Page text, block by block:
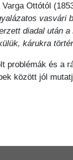
Ottótól
vasvári
diadal után
kárukra
problémák és a
között jól